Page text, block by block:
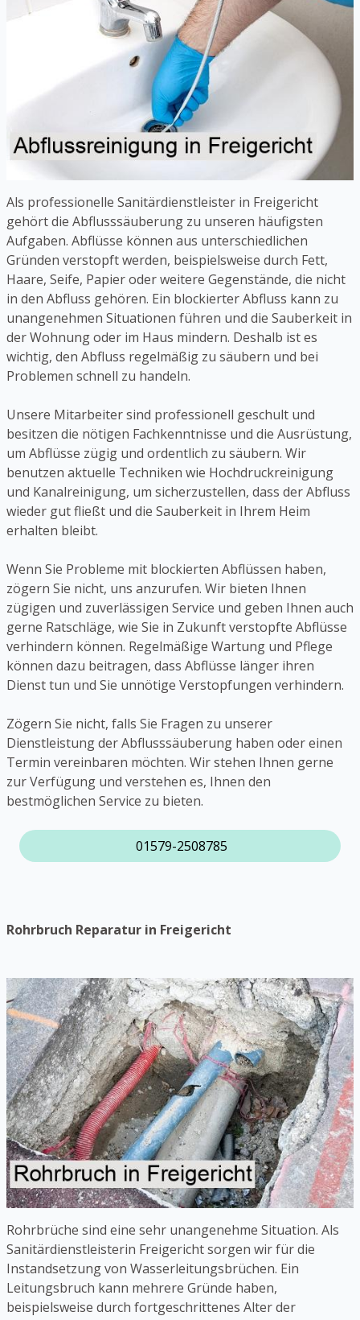
Als professionelle Sanitärdienstleister in Freigericht
gehört die Abflusssäuberung zu unseren häufigsten
Aufgaben. Abflüsse können aus unterschiedlichen
Gründen verstopft werden, beispielsweise durch Fett,
Haare, Seife, Papier oder weitere Gegenstände, die nicht
in den Abfluss gehören. Ein blockierter Abfluss kann zu
unangenehmen Situationen führen und die Sauberkeit in
der Wohnung oder im Haus mindern. Deshalb ist es
wichtig, den Abfluss regelmäßig zu säubern und bei
Problemen schnell zu handeln.
Unsere Mitarbeiter sind professionell geschult und
besitzen die nötigen Fachkenntnisse und die Ausrüstung,
um Abflüsse zügig und ordentlich zu säubern. Wir
benutzen aktuelle Techniken wie Hochdruckreinigung
und Kanalreinigung, um sicherzustellen, dass der Abfluss
wieder gut fließt und die Sauberkeit in Ihrem Heim
erhalten bleibt.
Wenn Sie Probleme mit blockierten Abflüssen haben,
zögern Sie nicht, uns anzurufen. Wir bieten Ihnen
zügigen und zuverlässigen Service und geben Ihnen auch
gerne Ratschläge, wie Sie in Zukunft verstopfte Abflüsse
verhindern können. Regelmäßige Wartung und Pflege
können dazu beitragen, dass Abflüsse länger ihren
Dienst tun und Sie unnötige Verstopfungen verhindern.
Zögern Sie nicht, falls Sie Fragen zu unserer
Dienstleistung der Abflusssäuberung haben oder einen
Termin vereinbaren möchten. Wir stehen Ihnen gerne
zur Verfügung und verstehen es, Ihnen den
bestmöglichen Service zu bieten.
01579-2508785
Rohrbruch Reparatur in Freigericht
Rohrbrüche sind eine sehr unangenehme Situation. Als
Sanitärdienstleisterin Freigericht sorgen wir für die
Instandsetzung von Wasserleitungsbrüchen. Ein
Leitungsbruch kann mehrere Gründe haben,
beispielsweise durch fortgeschrittenes Alter der